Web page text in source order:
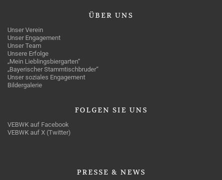
ÜBER UNS
Unser Verein
Unser Engagement
Unser Team
Unsere Erfolge
„Mein Lieblingsbiergarten“
„Bayerischer Stammtischbruder“
Unser soziales Engagement
Bildergalerie
FOLGEN SIE UNS
VEBWK auf Facebook
VEBWK auf X (Twitter)
PRESSE & NEWS